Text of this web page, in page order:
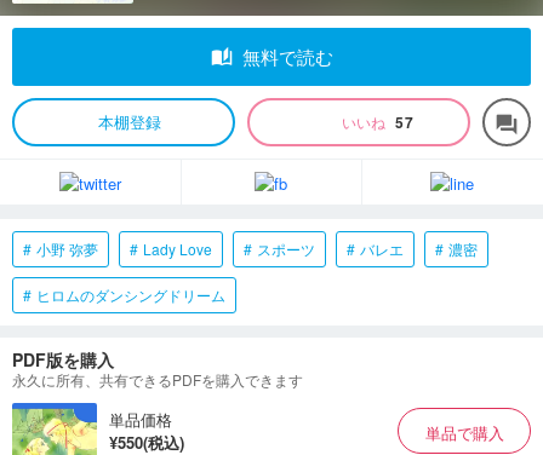
auto_stories 無料で読む
本棚登録 いいね 57 forum
小野 弥夢 Lady Love スポーツ バレエ 濃密
ヒロムのダンシングドリーム
PDF版を購入
永久に所有、共有できるPDFを購入できます
単品価格
¥550(税込)
単品で購入